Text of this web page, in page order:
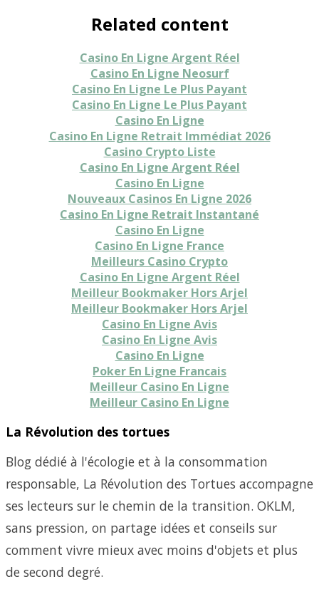
Related content
Casino En Ligne Argent Réel
Casino En Ligne Neosurf
Casino En Ligne Le Plus Payant
Casino En Ligne Le Plus Payant
Casino En Ligne
Casino En Ligne Retrait Immédiat 2026
Casino Crypto Liste
Casino En Ligne Argent Réel
Casino En Ligne
Nouveaux Casinos En Ligne 2026
Casino En Ligne Retrait Instantané
Casino En Ligne
Casino En Ligne France
Meilleurs Casino Crypto
Casino En Ligne Argent Réel
Meilleur Bookmaker Hors Arjel
Meilleur Bookmaker Hors Arjel
Casino En Ligne Avis
Casino En Ligne Avis
Casino En Ligne
Poker En Ligne Francais
Meilleur Casino En Ligne
Meilleur Casino En Ligne
La Révolution des tortues
Blog dédié à l'écologie et à la consommation
responsable, La Révolution des Tortues accompagne
ses lecteurs sur le chemin de la transition. OKLM,
sans pression, on partage idées et conseils sur
comment vivre mieux avec moins d'objets et plus
de second degré.